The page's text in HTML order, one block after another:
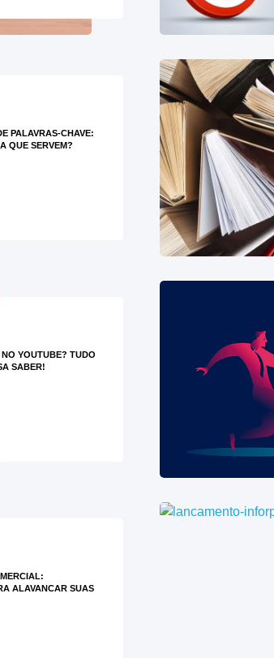
PALAVRAS-CHAVE:
QUE SERVEM?
YOUTUBE? TUDO
SABER!
ALAVANCAR SUAS